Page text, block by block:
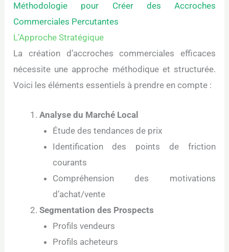
Méthodologie pour Créer des Accroches
Commerciales Percutantes
L’Approche Stratégique
La création d’accroches commerciales efficaces
nécessite une approche méthodique et structurée.
Voici les éléments essentiels à prendre en compte :
Analyse du Marché Local
Étude des tendances de prix
Identification des points de friction
courants
Compréhension des motivations
d’achat/vente
Segmentation des Prospects
Profils vendeurs
Profils acheteurs